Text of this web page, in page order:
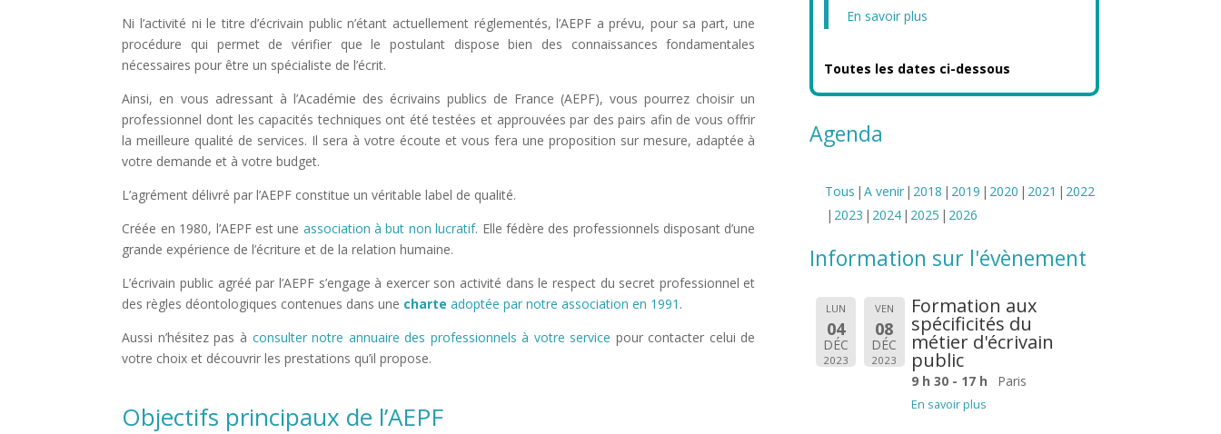
Ni l’activité ni le titre d’écrivain public n’étant actuellement réglementés, l’AEPF a prévu, pour sa part, une
procédure qui permet de vérifier que le postulant dispose bien des connaissances fondamentales
nécessaires pour être un spécialiste de l’écrit.
Ainsi, en vous adressant à l’Académie des écrivains publics de France (AEPF), vous pourrez choisir un
professionnel dont les capacités techniques ont été testées et approuvées par des pairs afin de vous offrir
la meilleure qualité de services. Il sera à votre écoute et vous fera une proposition sur mesure, adaptée à
votre demande et à votre budget.
L’agrément délivré par l’AEPF constitue un véritable label de qualité.
Créée en 1980, l’AEPF est une association à but non lucratif. Elle fédère des professionnels disposant d’une
grande expérience de l’écriture et de la relation humaine.
L’écrivain public agréé par l’AEPF s’engage à exercer son activité dans le respect du secret professionnel et
des règles déontologiques contenues dans une charte adoptée par notre association en 1991 .
Aussi n’hésitez pas à consulter notre annuaire des professionnels à votre service pour contacter celui de
votre choix et découvrir les prestations qu’il propose.
Objectifs principaux de l’AEPF
En savoir plus
Toutes les dates ci-dessous
Agenda
Tous A venir 2018 2019 2020 2021
2022
2023
2024 2025 2026
Information sur l'évènement
LUN
04
DÉC
2023
VEN
08
DÉC
2023
Formation aux
spécificités du
métier d'écrivain
public
9 h 30 - 17 h Paris
En savoir plus